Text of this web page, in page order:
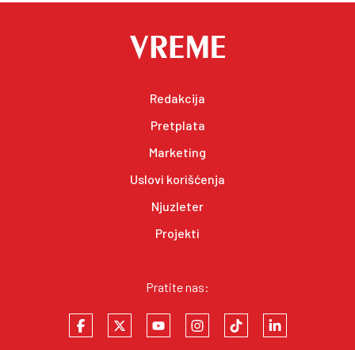
Redakcija
Pretplata
Marketing
Uslovi korišćenja
Njuzleter
Projekti
Pratite nas: